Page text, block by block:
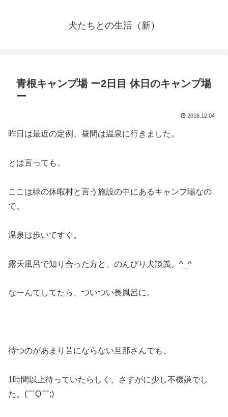
犬たちとの生活（新）
青根キャンプ場 ー2日目 休日のキャンプ場
ー
2016.12.04
昨日は最近の定例、昼間は温泉に行きました。
とは言っても、
ここは緑の休暇村と言う施設の中にあるキャンプ場なの
で、
温泉は歩いてすぐ。
露天風呂で知り合った方と、のんびり犬談義。^_^
なーんてしてたら、ついつい長風呂に。
待つのがあまり苦にならない旦那さんでも、
1時間以上待っていたらしく、さすがに少し不機嫌でし
た。(￣O￣;)